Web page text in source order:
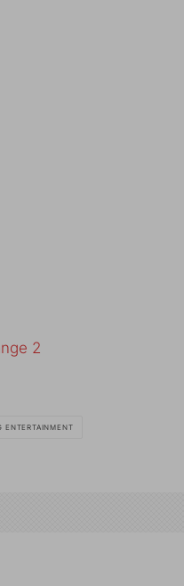
2
ENTERTAINMENT